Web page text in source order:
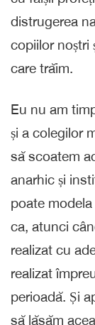
distrugerea
copiilor noștri
care trăim.
Eu nu am
și a colegilor
să scoatem
anarhic și
poate
ca, atunci
realizat cu
realizat
perioadă. Și
să lăsăm